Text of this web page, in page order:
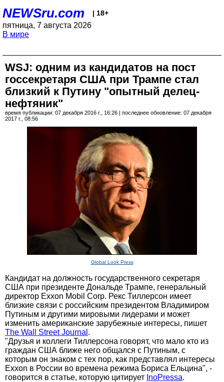
NEWSru.com | 18+
пятница, 7 августа 2026
В мире
WSJ: одним из кандидатов на пост
госсекретаря США при Трампе стал
близкий к Путину "опытный делец-
нефтяник"
время публикации: 07 декабря 2016 г., 16:26 | последнее обновление: 07 декабря
2017 г., 08:56
Global Look Press
Кандидат на должность государственного секретаря
США при президенте Дональде Трампе, генеральный
директор Exxon Mobil Corp. Рекс Тиллерсон имеет
близкие связи с российским президентом Владимиром
Путиным и другими мировыми лидерами и может
изменить американские зарубежные интересы, пишет
The Wall Street Journal .
"Друзья и коллеги Тиллерсона говорят, что мало кто из
граждан США ближе него общался с Путиным, с
которым он знаком с тех пор, как представлял интересы
Exxon в России во времена режима Бориса Ельцина", -
говорится в статье, которую цитирует InoPressa.